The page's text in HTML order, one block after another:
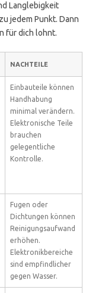
Langlebigkeit
jedem Punkt. Dann
für dich lohnt.
NACHTEILE
Einbauteile können
Handhabung
minimal verändern.
Elektronische Teile
brauchen
gelegentliche
Kontrolle.
Fugen oder
Dichtungen können
Reinigungsaufwand
erhöhen.
Elektronikbereiche
sind empfindlicher
gegen Wasser.